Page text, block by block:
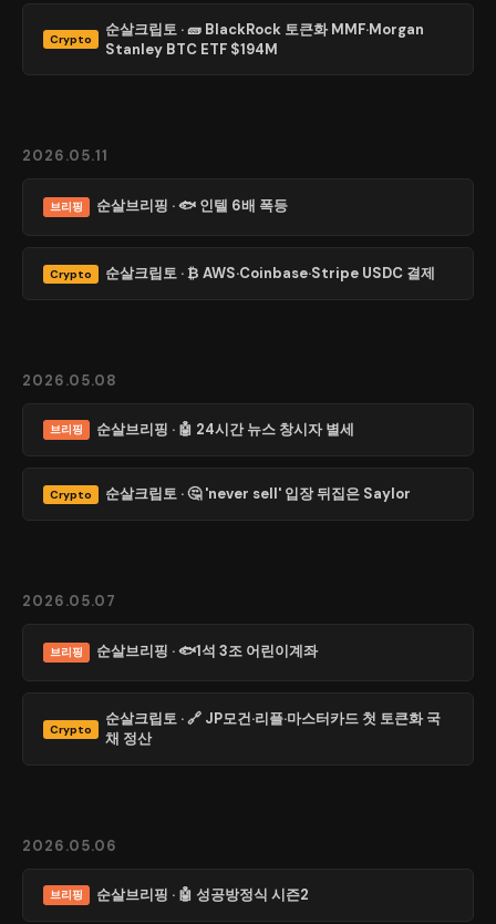
Crypto
순살크립토 · 🧱 BlackRock 토큰화 MMF·Morgan
Stanley BTC ETF $194M
2026.05.11
브리핑 순살브리핑 · 🐟 인텔 6배 폭등
Crypto 순살크립토 · ₿ AWS·Coinbase·Stripe USDC 결제
2026.05.08
브리핑 순살브리핑 · 🤖 24시간 뉴스 창시자 별세
Crypto 순살크립토 · 🤔 'never sell' 입장 뒤집은 Saylor
2026.05.07
브리핑 순살브리핑 · 🐟1석 3조 어린이계좌
Crypto
순살크립토 · 🔗 JP모건·리플·마스터카드 첫 토큰화 국
채 정산
2026.05.06
브리핑 순살브리핑 · 🤖 성공방정식 시즌2